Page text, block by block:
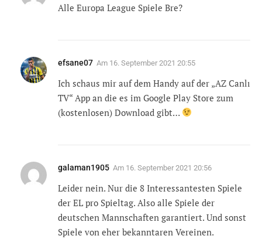
Alle Europa League Spiele Bre?
efsane07 Am 16. September 2021 20:55
Ich schaus mir auf dem Handy auf der „AZ Canlı
TV“ App an die es im Google Play Store zum
(kostenlosen) Download gibt…
galaman1905 Am 16. September 2021 20:56
Leider nein. Nur die 8 Interessantesten Spiele
der EL pro Spieltag. Also alle Spiele der
deutschen Mannschaften garantiert. Und sonst
Spiele von eher bekanntaren Vereinen.